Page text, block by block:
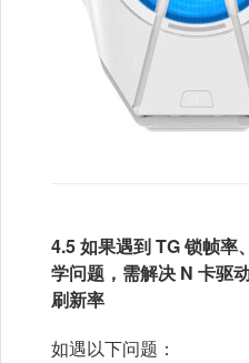
4.5 如果遇到 TG 锁帧率
学问题，需解决 N 卡驱
刷新率
如遇以下问题：